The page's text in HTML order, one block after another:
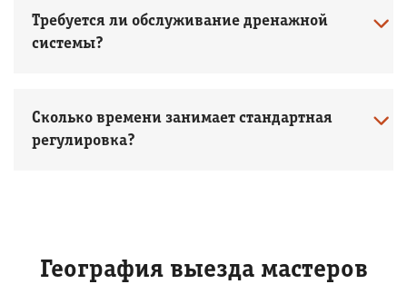
Требуется ли обслуживание дренажной
системы?
Сколько времени занимает стандартная
регулировка?
География выезда мастеров